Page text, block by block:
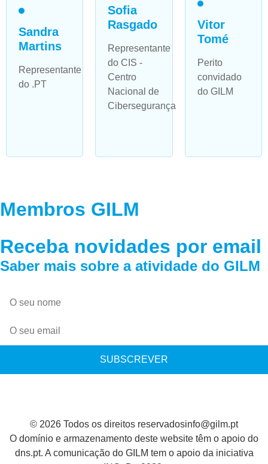
Sandra
Martins
Representante
do .PT
Sofia
Rasgado
Representante
do CIS -
Centro
Nacional de
Cibersegurança
Vitor
Tomé
Perito
convidado
do GILM
Membros GILM
Receba novidades por email
Saber mais sobre a atividade do GILM
SUBSCREVER
© 2026 Todos os direitos reservadosinfo@gilm.pt
O domínio e armazenamento deste website têm o apoio do
dns.pt. A comunicação do GILM tem o apoio da iniciativa